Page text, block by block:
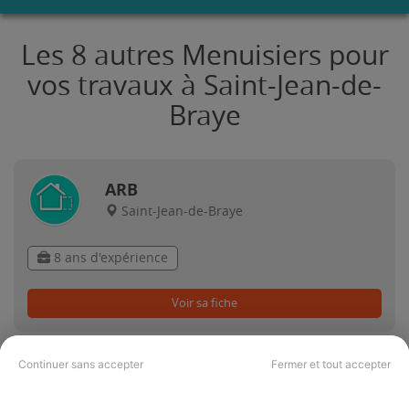
Continuer sans accepter Fermer et tout accepter
Les 8 autres Menuisiers pour
vos travaux à Saint-Jean-de-
Braye
ARB
Saint-Jean-de-Braye
8 ans d'expérience
Voir sa fiche